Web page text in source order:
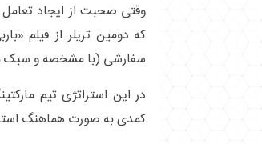
وقتی صحبت از ایجاد
که دومین تریلر از فیلم
سفارشی (با مشخصه و سبک
در این استراتژی تیم
کمدی به صورت هماهنگ